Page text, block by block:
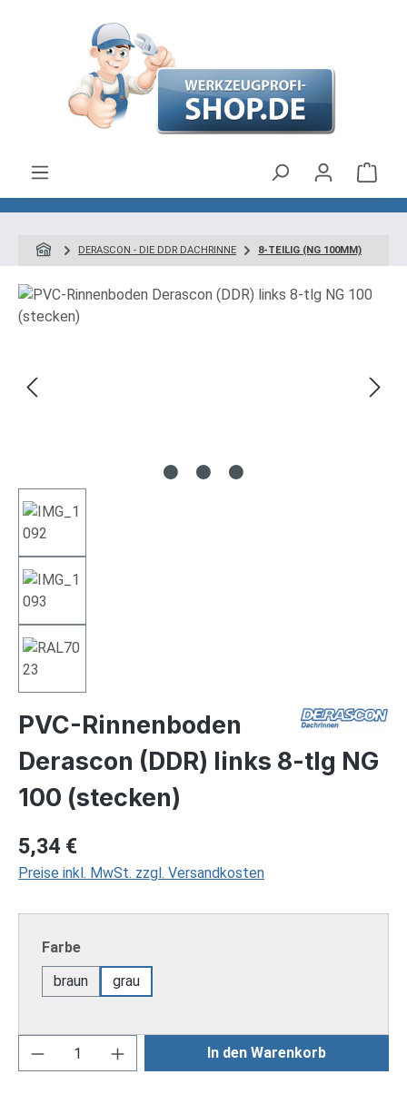
Zum Hauptinhalt springen
DERASCON - DIE DDR DACHRINNE 8-TEILIG (NG 100MM)
Bildergalerie überspringen
PVC-Rinnenboden
Derascon (DDR) links 8-tlg NG
100 (stecken)
Regulärer Preis:
5,34 €
Preise inkl. MwSt. zzgl. Versandkosten
Farbeauswählen
braun
grau
Produkt Anzahl: Gib den gewünschten
In den Warenkorb